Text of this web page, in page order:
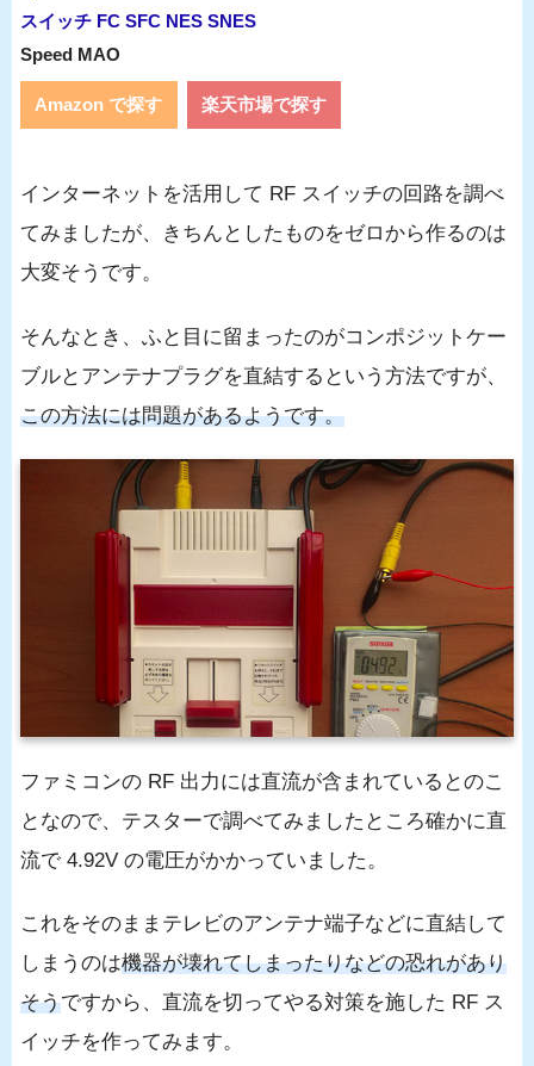
スイッチ FC SFC NES SNES
Speed MAO
Amazon で探す 楽天市場で探す
インターネットを活用して RF スイッチの回路を調べ
てみましたが、きちんとしたものをゼロから作るのは
大変そうです。
そんなとき、ふと目に留まったのがコンポジットケー
ブルとアンテナプラグを直結するという方法ですが、
この方法には問題があるようです。
ファミコンの RF 出力には直流が含まれているとのこ
となので、テスターで調べてみましたところ確かに直
流で 4.92V の電圧がかかっていました。
これをそのままテレビのアンテナ端子などに直結して
しまうのは機器が壊れてしまったりなどの恐れがあり
そうですから、直流を切ってやる対策を施した RF ス
イッチを作ってみます。